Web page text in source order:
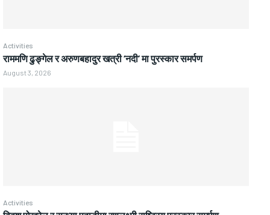
Activities
राममणि ढुङ्गेल र अरुणबहादुर खत्री ‘नदी’ मा पुरस्कार समर्पण
August 3, 2026
Activities